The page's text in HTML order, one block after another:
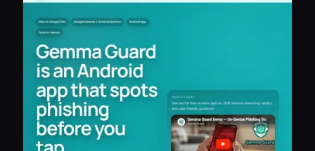
Todas las categorías
Acerca de